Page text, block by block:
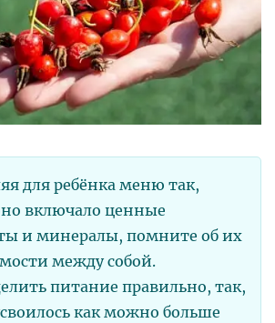
для ребёнка меню так,
включало ценные
и минералы, помните об их
между собой.
питание правильно, так,
как можно больше